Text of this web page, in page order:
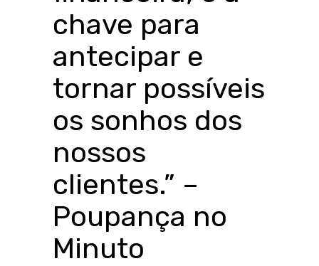
chave para
antecipar e
tornar possíveis
os sonhos dos
nossos
clientes.” –
Poupança no
Minuto